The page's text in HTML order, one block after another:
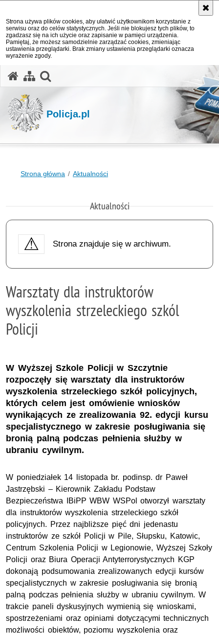
Strona używa plików cookies, aby ułatwić użytkownikom korzystanie z
serwisu oraz do celów statystycznych. Jeśli nie blokujesz tych plików, to
zgadzasz się na ich użycie oraz zapisanie w pamięci urządzenia.
Pamiętaj, że możesz samodzielnie zarządzać cookies, zmieniając
ustawienia przeglądarki. Brak zmiany ustawienia przeglądarki oznacza
wyrażenie zgody.
Policja.pl
Strona główna Aktualności
Aktualności
Strona znajduje się w archiwum.
Warsztaty dla instruktorów
wyszkolenia strzeleckiego szkól
Policji
W Wyższej Szkole Policji w Szczytnie
rozpoczęły się warsztaty dla instruktorów
wyszkolenia strzeleckiego szkół policyjnych,
których celem jest omówienie wniosków
wynikających ze zrealizowania 92. edycji kursu
specjalistycznego w zakresie posługiwania się
bronią palną podczas pełnienia służby w
ubraniu cywilnym.
W poniedziałek 14 listopada br. podinsp. dr Paweł
Jastrzębski – Kierownik Zakładu Podstaw
Bezpieczeństwa IBiPP WBW WSPol otworzył warsztaty
dla instruktorów wyszkolenia strzeleckiego szkół
policyjnych. Przez najbliższe pięć dni jedenastu
instruktorów ze szkół Policji w Pile, Słupsku, Katowic,
Centrum Szkolenia Policji w Legionowie, Wyższej Szkoły
Policji oraz Biura Operacji Antyterrorystycznych KGP
dokonają podsumowania zrealizowanych edycji kursów
specjalistycznych w zakresie posługiwania się bronią
palną podczas pełnienia służby w ubraniu cywilnym. W
trakcie paneli dyskusyjnych wymienią się wnioskami,
spostrzeżeniami oraz opiniami dotyczącymi technicznych
możliwości obiektów, poziomu wyszkolenia oraz